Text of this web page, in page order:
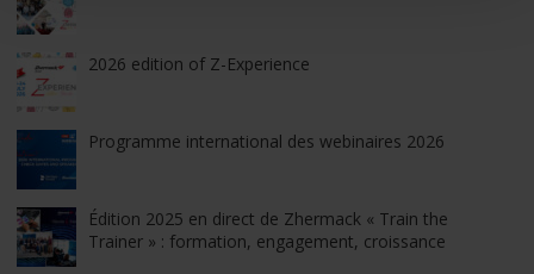
2026 edition of Z-Experience
Programme international des webinaires 2026
Édition 2025 en direct de Zhermack « Train the
Trainer » : formation, engagement, croissance